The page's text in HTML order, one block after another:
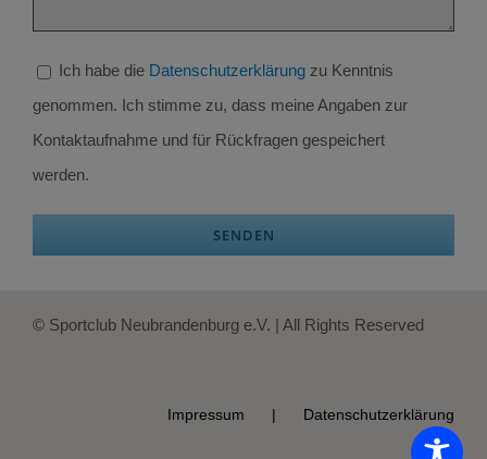
Ich habe die Datenschutzerklärung zu Kenntnis
genommen. Ich stimme zu, dass meine Angaben zur
Kontaktaufnahme und für Rückfragen gespeichert
werden.
© Sportclub Neubrandenburg e.V. | All Rights Reserved
Impressum Datenschutzerklärung